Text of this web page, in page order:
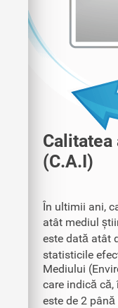
(C.A.I)
În ultimii ani,
atât mediul
este dată atât
statisticile
Mediului
care indică
este de 2